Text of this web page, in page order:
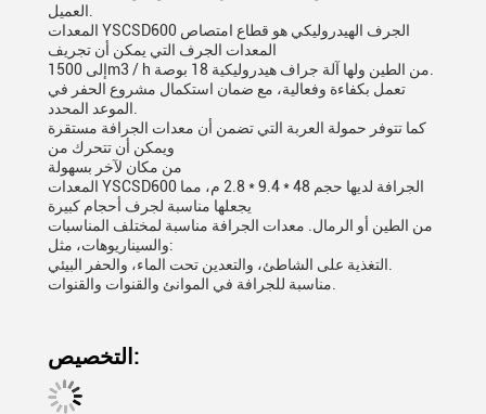
المعدات YSCSD600 الجرف الهيدروليكي هو قطاع امتصاص
المعدات الجرف التي يمكن أن تجريف
تعمل بكفاءة وفعالية، مع ضمان استكمال مشروع الحفر في
كما تتوفر حمولة العربة التي تضمن أن معدات الجرافة مستقرة
ويمكن أن تتحرك من
من مكان لآخر بسهولة
المعدات YSCSD600 الجرافة لديها حجم 48 * 9.4 * 2.8 م، مما
يجعلها مناسبة لجرف أحجام كبيرة
من الطين أو الرمال. معدات الجرافة مناسبة لمختلف المناسبات
والسيناريوهات، مثل:
التخصيص: